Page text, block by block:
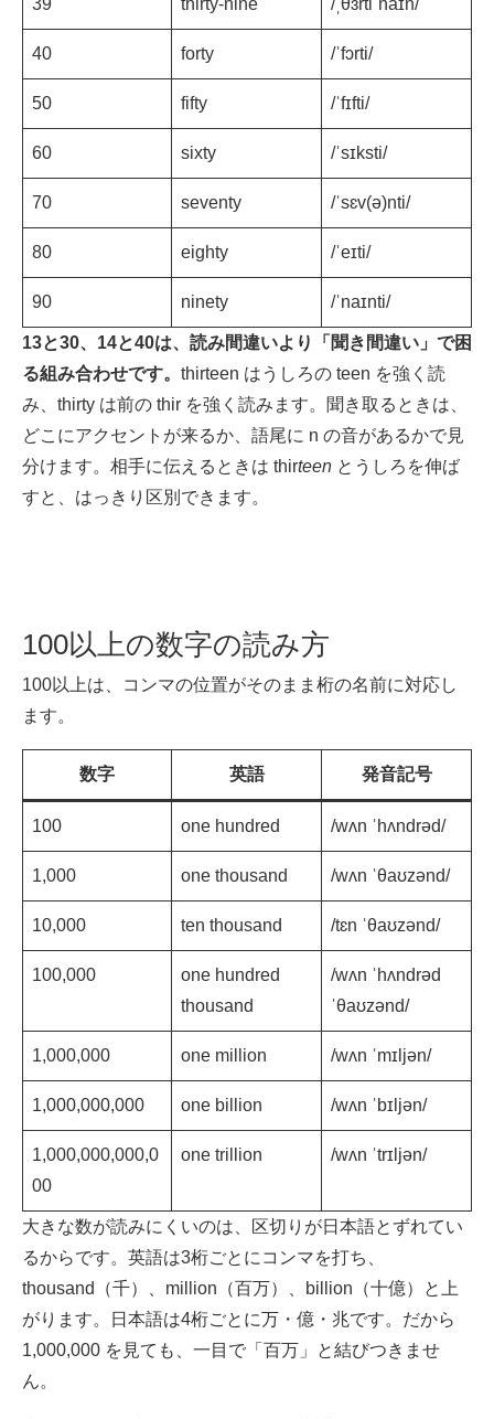
39 thirty-nine /ˌθɜrtiˈnaɪn/
40 forty /ˈfɔrti/
50 fifty /ˈfɪfti/
60 sixty /ˈsɪksti/
70 seventy /ˈsɛv(ə)nti/
80 eighty /ˈeɪti/
90 ninety /ˈnaɪnti/
13と30、14と40は、読み間違いより「聞き間違い」で困
る組み合わせです。 thirteen はうしろの teen を強く読
み、thirty は前の thir を強く読みます。聞き取るときは、
どこにアクセントが来るか、語尾に n の音があるかで見
分けます。相手に伝えるときは thirteen とうしろを伸ば
すと、はっきり区別できます。
100以上の数字の読み方
100以上は、コンマの位置がそのまま桁の名前に対応し
ます。
数字 英語 発音記号
100 one hundred /wʌn ˈhʌndrəd/
1,000 one thousand /wʌn ˈθaʊzənd/
10,000 ten thousand /tɛn ˈθaʊzənd/
100,000
one hundred
thousand
/wʌn ˈhʌndrəd
ˈθaʊzənd/
1,000,000 one million /wʌn ˈmɪljən/
1,000,000,000 one billion /wʌn ˈbɪljən/
1,000,000,000,0
00
one trillion /wʌn ˈtrɪljən/
大きな数が読みにくいのは、区切りが日本語とずれてい
るからです。英語は3桁ごとにコンマを打ち、
thousand（千）、million（百万）、billion（十億）と上
がります。日本語は4桁ごとに万・億・兆です。だから
1,000,000 を見ても、一目で「百万」と結びつきませ
ん。